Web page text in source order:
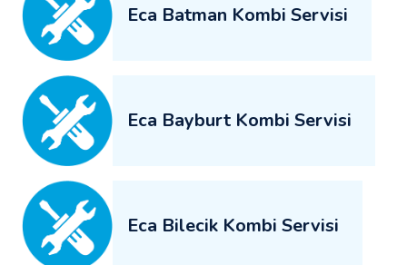
Eca Batman Kombi Servisi
Eca Bayburt Kombi Servisi
Eca Bilecik Kombi Servisi